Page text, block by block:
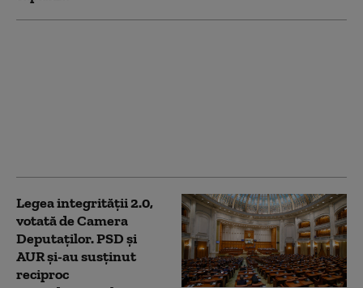
Legea integrității 2.0,
votată de Camera
Deputaților. PSD și
AUR și-au susținut
reciproc